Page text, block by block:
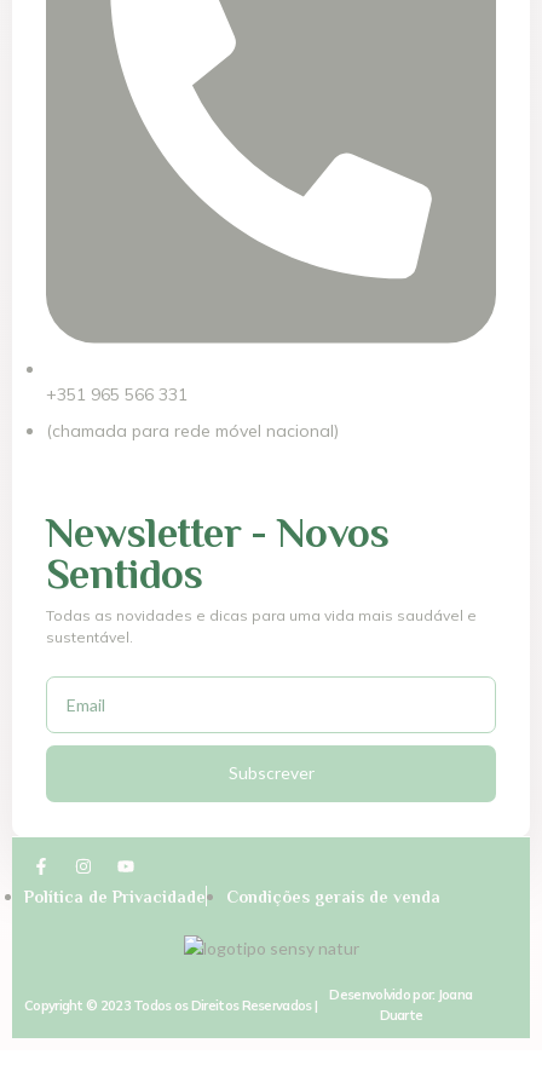
+351 965 566 331
(chamada para rede móvel nacional)
Newsletter - Novos
Sentidos
Todas as novidades e dicas para uma vida mais saudável e
sustentável.
Subscrever
Política de Privacidade Condições gerais de venda
Copyright © 2023 Todos os Direitos Reservados |
Desenvolvido por: Joana
Duarte